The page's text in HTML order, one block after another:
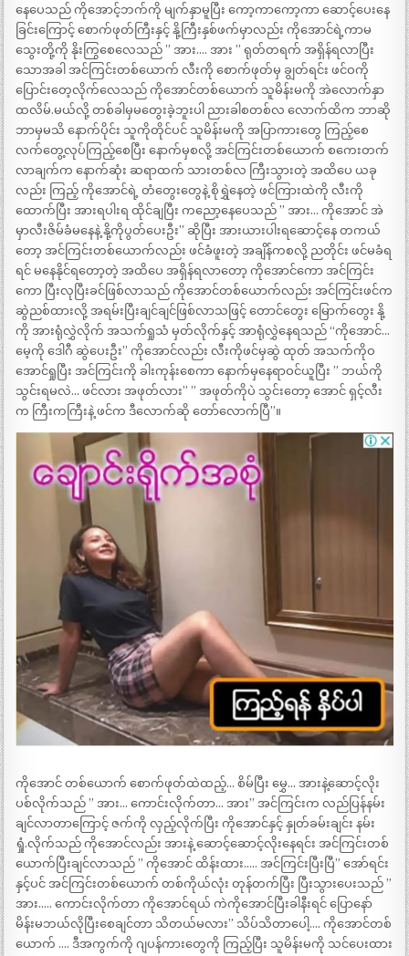
နေပေသည် ကိုအောင့်ဘက်ကို မျက်နှာမူပြီး ကော့ကာကော့ကာ ဆောင့်ပေးနေ
ခြင်းကြောင့် စောက်ဖုတ်ကြီးနှင့် နို့ကြီးနှစ်ဖက်မှာလည်း ကိုအောင်ရဲ့ကာမ
သွေးတို့ကို နိုးကြွစေလေသည် ” အား…. အား ” ရုတ်တရက် အရှိန်ရလာပြီး
သောအခါ အင်ကြင်းတစ်ယောက် လီးကို စောက်ဖုတ်မှ ချွတ်ရင်း ဖင်ဝကို
ပြောင်းတေ့လိုက်လေသည် ကိုအောင်တစ်ယောက် သူမိန်းမကို အဲလောက်နှာ
ထလိမ်.မယ်လို့ တစ်ခါမှမတွေးခဲ့ဘူးပါ ညားခါစတစ်လ လောက်ထိက ဘာဆို
ဘာမှမသိ နောက်ပိုင်း သူကိုတိုင်ပင် သူမိန်းမကို အပြာကားတွေ ကြည့်စေ
လက်တွေ့လုပ်ကြည့်စေပြီး နောက်မှစလို့ အင်ကြင်းတစ်ယောက် စကေးတက်
လာချက်က နောက်ဆုံး ဆရာထက် သားတစ်လ ကြီးသွားတဲ့ အထိပေ ယခု
လည်း ကြည့် ကိုအောင်ရဲ့ တံတွေးတွေနဲ့ စိုရွှဲနေတဲ့ ဖင်ကြားထဲကို လီးကို
ထောက်ပြီး အားရပါးရ ထိုင်ချပြီး ကညော့နေပေသည် ” အား… ကိုအောင် အဲ
မှာလီးဇိမ်ခံမနေနဲ့ နို့ကိုပွတ်ပေးဦး” ဆိုပြီး အားယားပါးရဆောင့်နေ တကယ်
တော့ အင်ကြင်းတစ်ယောက်လည်း ဖင်ခံဖူးတဲ့ အချိန်ကစလို့ ညတိုင်း ဖင်မခံရ
ရင် မနေနိုင်ရတော့တဲ့ အထိပေ အရှိန်ရလာတော့ ကိုအောင်ကော အင်ကြင်း
ကော ပြီးလုပြီးခင်ဖြစ်လာသည် ကိုအောင်တစ်ယောက်လည်း အင်ကြင်းဖင်က
ဆွဲညစ်ထားလို့ အရမ်းပြီးချင်ချင်ဖြစ်လာသဖြင့် တောင်တွေး မြောက်တွေး နို့
ကို အားရုံလွှဲလိုက် အသက်ရှုသံ မှတ်လိုက်နှင့် အာရုံလွှဲနေရသည် “ကိုအောင်…
မေ့ကို ဒေါဂီ ဆွဲပေးဦး” ကိုအောင်လည်း လီးကိုဖင်မှဆွဲ ထုတ် အသက်ကိုဝ
အောင်ရှုပြီး အင်ကြင်းကို ခါးကုန်းစေကာ နောက်မှနေရာဝင်ယူပြီး ” ဘယ်ကို
သွင်းရမလဲ… ဖင်လား အဖုတ်လား” ” အဖုတ်ကိုပဲ သွင်းတော့ အောင် ရှင့်လီး
က ကြီးကကြီးနဲ့ ဖင်က ဒီလောက်ဆို တော်လောက်ပြီ”။
ကိုအောင် တစ်ယောက် စောက်ဖုတ်ထဲထည့်… စိမ်ပြီး မွှေ… အားနဲ့ဆောင့်လိုး
ပစ်လိုက်သည် ” အား… ကောင်းလိုက်တာ… အား” အင်ကြင်းက လည်ပြန်နမ်း
ချင်လာတာကြောင့် ဇက်ကို လှည့်လိုက်ပြီး ကိုအောင်နှင့် နှုတ်ခမ်းချင်း နမ်း
ရှုံ.လိုက်သည် ကိုအောင်လည်း အားနဲ့ ဆောင့်ဆောင့်လိုးနေရင်း အင်ကြင်းတစ်
ယောက်ပြီးချင်လာသည် ” ကိုအောင် ထိန်းထား….. အင်ကြင်းပြီးပြီ” အော်ရင်း
နှင့်ပင် အင်ကြင်းတစ်ယောက် တစ်ကိုယ်လုံး တုန်တက်ပြီး ပြီးသွားပေးသည် ”
အား….. ကောင်းလိုက်တာ ကိုအောင်ရယ် ကဲကိုအောင်ပြီးခါနီးရင် ပြောနော်
မိန်းမဘယ်လိုပြီးစေချင်တာ သိတယ်မလား” သိပ်သိတာပေါ့…. ကိုအောင်တစ်
ယောက် …. ဒီအကွက်ကို ဂျပန်ကားတွေကို ကြည့်ပြီး သူမိန်းမကို သင်ပေးထား